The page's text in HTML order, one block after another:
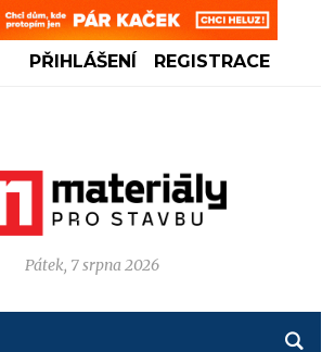
PŘIHLÁŠENÍ REGISTRACE
Pátek, 7 srpna 2026